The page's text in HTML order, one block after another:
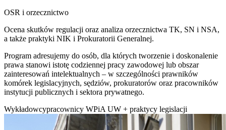
OSR i orzecznictwo
Ocena skutków regulacji oraz analiza orzecznictwa TK, SN i NSA,
a także praktyki NIK i Prokuratorii Generalnej.
Program adresujemy do osób, dla których tworzenie i doskonalenie
prawa stanowi istotę codziennej pracy zawodowej lub obszar
zainteresowań intelektualnych – w szczególności prawników
komórek legislacyjnych, sędziów, prokuratorów oraz pracowników
instytucji publicznych i sektora prywatnego.
Wykładowcypracownicy WPiA UW + praktycy legislacji